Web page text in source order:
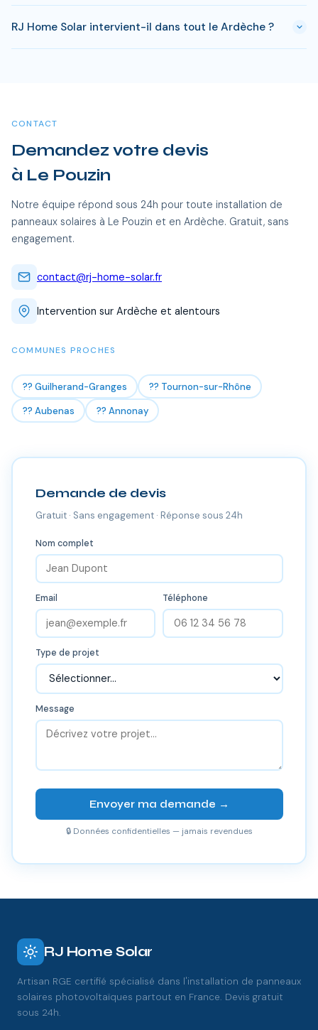
Home Solar gère toutes ces démarches sans surcoût.
10 ans selon votre consommation. Les aides disponibles en
Ardèche permettent de reduire significativement ce delai.
RJ Home Solar intervient-il dans tout le Ardèche ?
CONTACT
Demandez votre devis
à Le Pouzin
Notre équipe répond sous 24h pour toute installation de
panneaux solaires à Le Pouzin et en Ardèche. Gratuit, sans
engagement.
contact@rj-home-solar.fr
Intervention sur Ardèche et alentours
COMMUNES PROCHES
?? Guilherand-Granges
?? Tournon-sur-Rhône
?? Aubenas
?? Annonay
Demande de devis
Gratuit · Sans engagement · Réponse sous 24h
Nom complet
Email Téléphone
Type de projet
Message
Envoyer ma demande →
🔒 Données confidentielles — jamais revendues
RJ Home Solar
Artisan RGE certifié spécialisé dans l'installation de panneaux
solaires photovoltaïques partout en France. Devis gratuit
sous 24h.